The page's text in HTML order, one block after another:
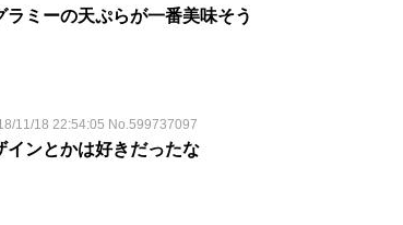
ラミーの天ぷらが一番美味そう
11/18 22:54:05 No.599737097
インとかは好きだったな